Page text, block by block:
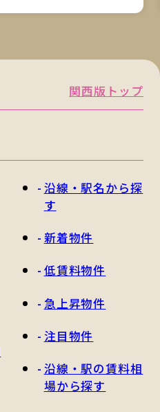
関西版トップ
沿線・駅名から探
す
新着物件
低賃料物件
急上昇物件
注目物件
沿線・駅の賃料相
場から探す